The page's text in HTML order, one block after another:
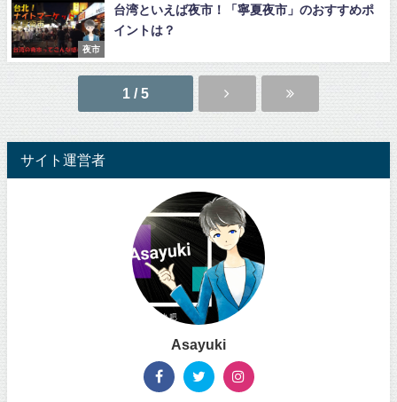
夜市
台湾といえば夜市！「寧夏夜市」のおすすめポ
イントは？
1 / 5
サイト運営者
Asayuki